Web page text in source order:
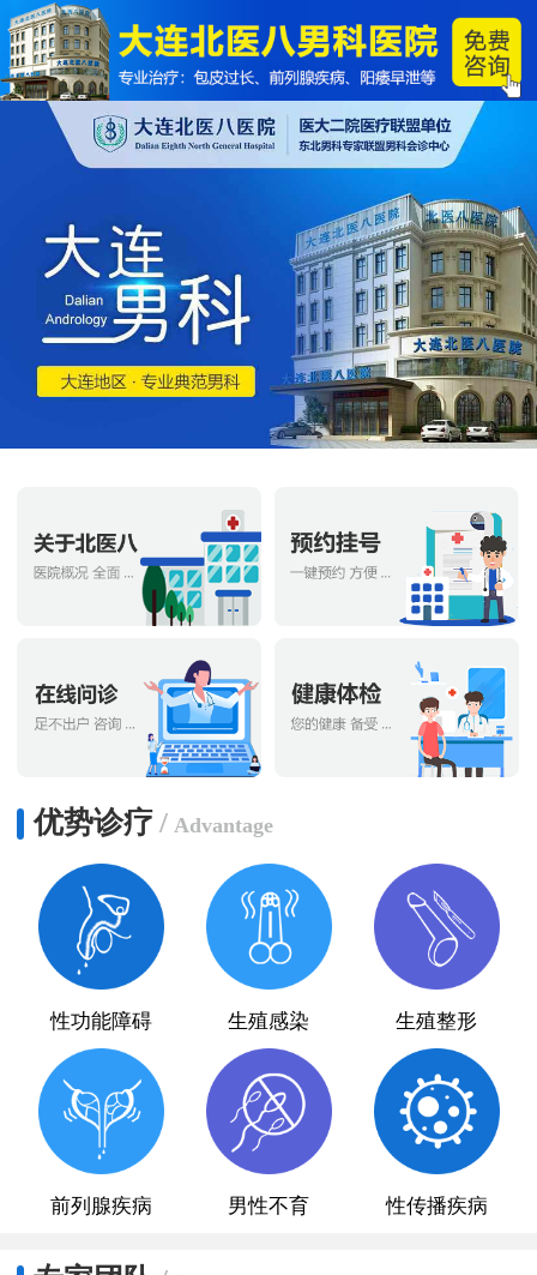
优势诊疗/ Advantage
性功能障碍 生殖感染 生殖整形
前列腺疾病 男性不育 性传播疾病